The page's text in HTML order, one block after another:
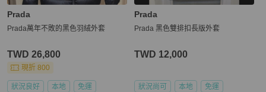
Prada
Prada萬年不敗的黑色羽絨外套
TWD 26,800
現折 800
狀況良好 本地 免運
Prada
Prada 黑色雙排扣長版外套
TWD 12,000
狀況尚可 本地 免運